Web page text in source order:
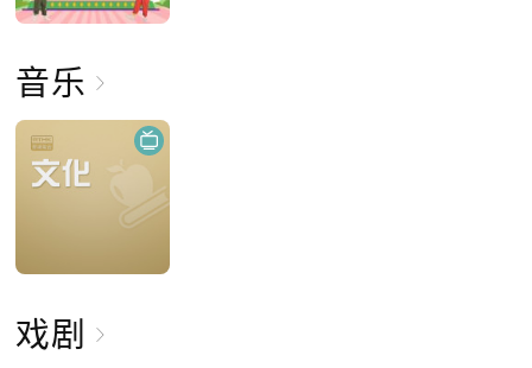
音乐
戏剧